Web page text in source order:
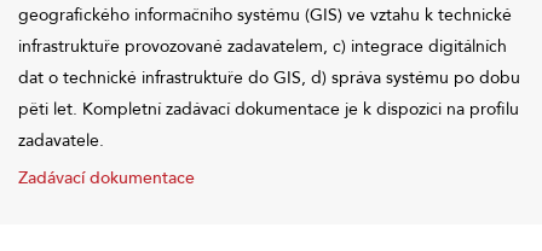
geografického informačního systému (GIS) ve vztahu k technické
infrastruktuře provozované zadavatelem, c) integrace digitálních
dat o technické infrastruktuře do GIS, d) správa systému po dobu
pěti let. Kompletní zadávací dokumentace je k dispozici na profilu
zadavatele.
Zadávací dokumentace